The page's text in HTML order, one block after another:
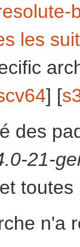
les
] [
des
21-
n'a